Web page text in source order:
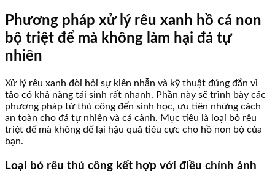
Phương pháp xử lý rêu xanh hồ cá non
bộ triệt để mà không làm hại đá tự
nhiên
Xử lý rêu xanh đòi hỏi sự kiên nhẫn và kỹ thuật đúng đắn vì
tảo có khả năng tái sinh rất nhanh. Phần này sẽ trình bày các
phương pháp từ thủ công đến sinh học, ưu tiên những cách
an toàn cho đá tự nhiên và cá cảnh. Mục tiêu là loại bỏ rêu
triệt để mà không để lại hậu quả tiêu cực cho hồ non bộ của
bạn.
Loại bỏ rêu thủ công kết hợp với điều chỉnh ánh